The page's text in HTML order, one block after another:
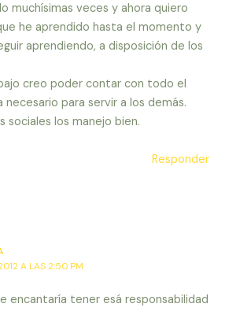
muchísimas veces y ahora quiero
he aprendido hasta el momento y
aprendiendo, a disposición de los
creo poder contar con todo el
para servir a los demás.
sociales los manejo bien.
Responder
A LAS 2:50 PM
encantaría tener esá responsabilidad